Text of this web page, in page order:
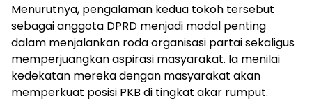
Menurutnya, pengalaman kedua tokoh tersebut
sebagai anggota DPRD menjadi modal penting
dalam menjalankan roda organisasi partai sekaligus
memperjuangkan aspirasi masyarakat. Ia menilai
kedekatan mereka dengan masyarakat akan
memperkuat posisi PKB di tingkat akar rumput.